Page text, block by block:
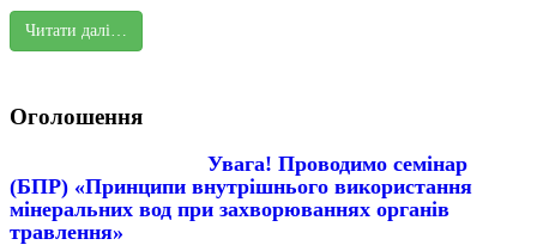
Читати далі…
Оголошення
Увага! Проводимо семінар
(БПР) «Принципи внутрішнього використання
мінеральних вод при захворюваннях органів
травлення»